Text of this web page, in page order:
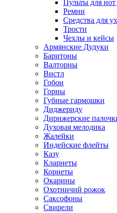
Пульты для
Ремни
Средства для
Трости
Чехлы и кейсы
Армянские Дудуки
Баритоны
Валторны
Вистл
Гобои
Горны
Губные гармошки
Диджериду
Дирижерские
Духовая мелодика
Жалейки
Индейские флейты
Казу
Кларнеты
Корнеты
Окарины
Охотничий рожок
Саксофоны
Свирели